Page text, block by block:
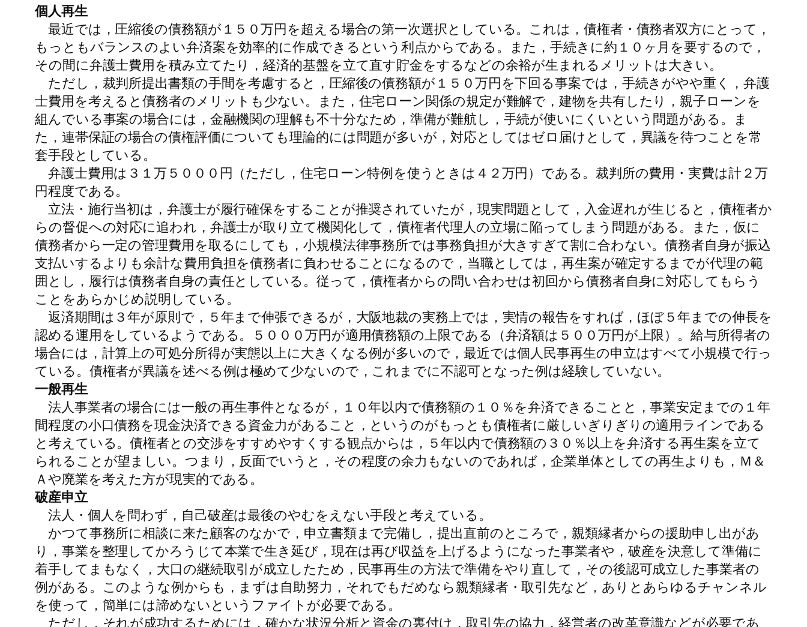
個人再生
最近では，圧縮後の債務額が１５０万円を超える場合の第一次選択としている。これは，債権者・債務者双方にとって，
もっともバランスのよい弁済案を効率的に作成できるという利点からである。また，手続きに約１０ヶ月を要するので，
その間に弁護士費用を積み立てたり，経済的基盤を立て直す貯金をするなどの余裕が生まれるメリットは大きい。
ただし，裁判所提出書類の手間を考慮すると，圧縮後の債務額が１５０万円を下回る事案では，手続きがやや重く，弁護
士費用を考えると債務者のメリットも少ない。また，住宅ローン関係の規定が難解で，建物を共有したり，親子ローンを
組んでいる事案の場合には，金融機関の理解も不十分なため，準備が難航し，手続が使いにくいという問題がある。ま
た，連帯保証の場合の債権評価についても理論的には問題が多いが，対応としてはゼロ届けとして，異議を待つことを常
套手段としている。
弁護士費用は３１万５０００円（ただし，住宅ローン特例を使うときは４２万円）である。裁判所の費用・実費は計２万
円程度である。
立法・施行当初は，弁護士が履行確保をすることが推奨されていたが，現実問題として，入金遅れが生じると，債権者か
らの督促への対応に追われ，弁護士が取り立て機関化して，債権者代理人の立場に陥ってしまう問題がある。また，仮に
債務者から一定の管理費用を取るにしても，小規模法律事務所では事務負担が大きすぎて割に合わない。債務者自身が振込
支払いするよりも余計な費用負担を債務者に負わせることになるので，当職としては，再生案が確定するまでが代理の範
囲とし，履行は債務者自身の責任としている。従って，債権者からの問い合わせは初回から債務者自身に対応してもらう
ことをあらかじめ説明している。
返済期間は３年が原則で，５年まで伸張できるが，大阪地裁の実務上では，実情の報告をすれば，ほぼ５年までの伸長を
認める運用をしているようである。５０００万円が適用債務額の上限である（弁済額は５００万円が上限）。給与所得者の
場合には，計算上の可処分所得が実態以上に大きくなる例が多いので，最近では個人民事再生の申立はすべて小規模で行っ
ている。債権者が異議を述べる例は極めて少ないので，これまでに不認可となった例は経験していない。
一般再生
法人事業者の場合には一般の再生事件となるが，１０年以内で債務額の１０％を弁済できることと，事業安定までの１年
間程度の小口債務を現金決済できる資金力があること，というのがもっとも債権者に厳しいぎりぎりの適用ラインである
と考えている。債権者との交渉をすすめやすくする観点からは，５年以内で債務額の３０％以上を弁済する再生案を立て
られることが望ましい。つまり，反面でいうと，その程度の余力もないのであれば，企業単体としての再生よりも，Ｍ＆
Ａや廃業を考えた方が現実的である。
破産申立
法人・個人を問わず，自己破産は最後のやむをえない手段と考えている。
かつて事務所に相談に来た顧客のなかで，申立書類まで完備し，提出直前のところで，親類縁者からの援助申し出があ
り，事業を整理してかろうじて本業で生き延び，現在は再び収益を上げるようになった事業者や，破産を決意して準備に
着手してまもなく，大口の継続取引が成立したため，民事再生の方法で準備をやり直して，その後認可成立した事業者の
例がある。このような例からも，まずは自助努力，それでもだめなら親類縁者・取引先など，ありとあらゆるチャンネル
を使って，簡単には諦めないというファイトが必要である。
ただし，それが成功するためには，確かな状況分析と資金の裏付け，取引先の協力，経営者の改革意識などが必要であ